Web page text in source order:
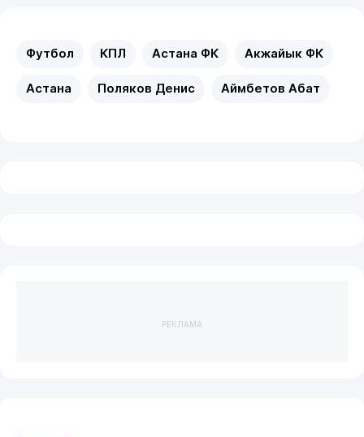
Футбол КПЛ Астана ФК Акжайык ФК
Астана Поляков Денис Аймбетов Абат
РЕКЛАМА